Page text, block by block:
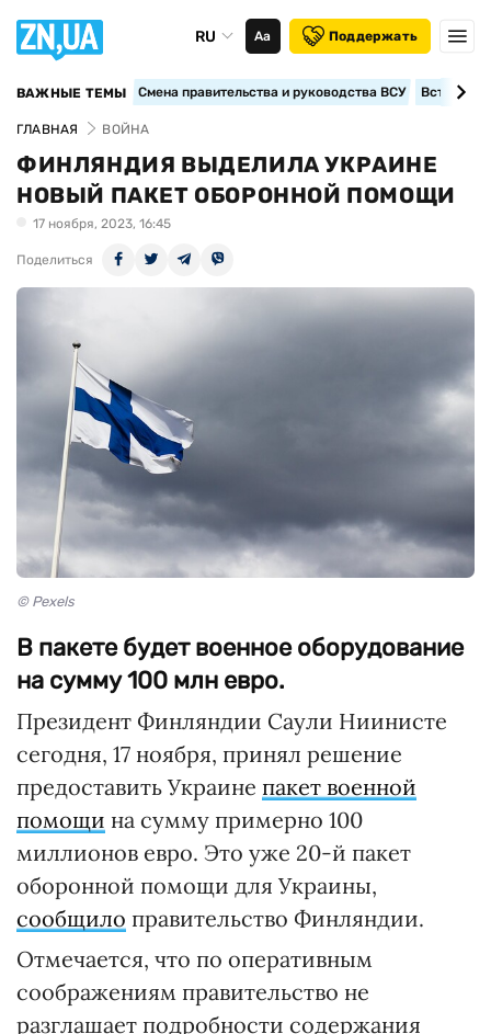
RU Аа Поддержать
ВАЖНЫЕ ТЕМЫ Смена правительства и руководства ВСУ
ГЛАВНАЯ ВОЙНА
ФИНЛЯНДИЯ ВЫДЕЛИЛА УКРАИНЕ
НОВЫЙ ПАКЕТ ОБОРОННОЙ ПОМОЩИ
17 ноября, 2023, 16:45
Поделиться
© Pexels
В пакете будет военное оборудование
на сумму 100 млн евро.
Президент Финляндии Саули Ниинисте
сегодня, 17 ноября, принял решение
предоставить Украине пакет военной
помощи на сумму примерно 100
миллионов евро. Это уже 20-й пакет
оборонной помощи для Украины,
сообщило правительство Финляндии.
Отмечается, что по оперативным
соображениям правительство не
разглашает подробности содержания